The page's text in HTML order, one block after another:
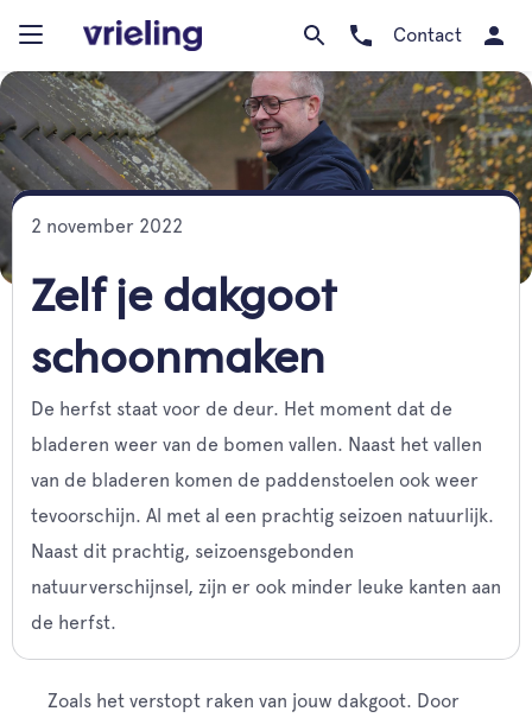
Contact
2 november 2022
Zelf je dakgoot
schoonmaken
De herfst staat voor de deur. Het moment dat de
bladeren weer van de bomen vallen. Naast het vallen
van de bladeren komen de paddenstoelen ook weer
tevoorschijn. Al met al een prachtig seizoen natuurlijk.
Naast dit prachtig, seizoensgebonden
natuurverschijnsel, zijn er ook minder leuke kanten aan
de herfst.
Zoals het verstopt raken van jouw dakgoot. Door